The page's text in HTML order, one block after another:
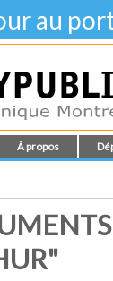
au
À propos